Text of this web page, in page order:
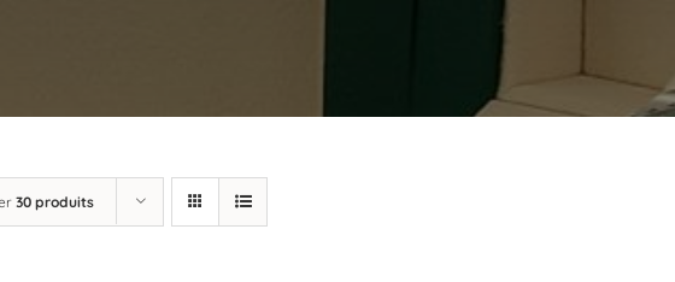
30 produits